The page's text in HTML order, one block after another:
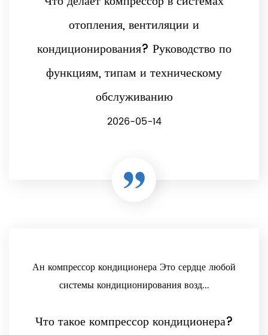
отопления, вентиляции и
кондиционирования? Руководство по
функциям, типам и техническому
обслуживанию
2026-05-14
Ан компрессор кондиционера Это сердце любой
системы кондиционирования возд...
Что такое компрессор кондиционера?